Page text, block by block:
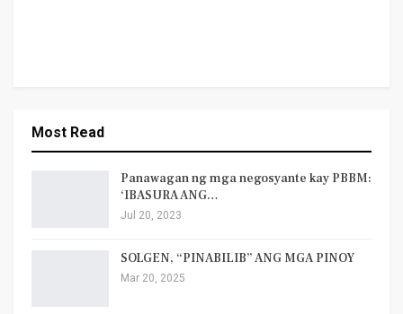
Most Read
Panawagan ng mga negosyante kay PBBM:
‘IBASURA ANG…
Jul 20, 2023
SOLGEN, “PINABILIB” ANG MGA PINOY
Mar 20, 2025